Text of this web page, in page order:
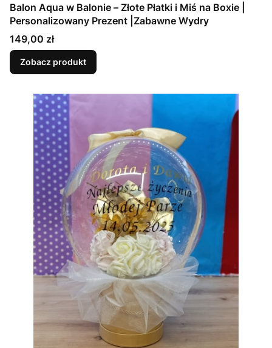
Balon Aqua w Balonie – Złote Płatki i Miś na Boxie |
Personalizowany Prezent |Zabawne Wydry
Cena
149,00 zł
Zobacz produkt